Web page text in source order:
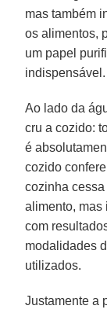
mas também
os alimentos,
um papel
indispensável.
Ao lado da
cru a cozido:
é
cozido
cozinha
alimento, mas
com
modalidades
utilizados.
Justamente a